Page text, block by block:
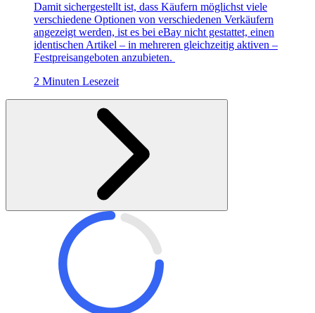
Damit sichergestellt ist, dass Käufern möglichst viele
verschiedene Optionen von verschiedenen Verkäufern
angezeigt werden, ist es bei eBay nicht gestattet, einen
identischen Artikel – in mehreren gleichzeitig aktiven –
Festpreisangeboten anzubieten.
2 Minuten Lesezeit